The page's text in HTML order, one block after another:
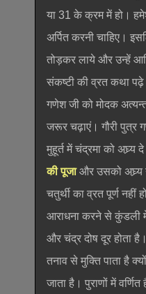
या 31 के क्रम में हो।
अर्पित करनी चाहिए।
तोड़कर लाये और उन्हें
संकष्टी की व्रत कथा
गणेश जी को मोदक
जरूर चढ़ाएं। गौरी पुत्र
मुहूर्त में चंद्रमा को
की पूजाऔर उसको अघ्र्य
चतुर्थी का व्रत पूर्ण
आराधना करने से कुंडली में
और चंद्र दोष दूर होता
तनाव से मुक्ति पाता है
जाता है। पुराणों में